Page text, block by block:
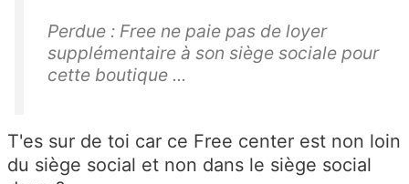
Perdue : Free ne paie pas de loyer
supplémentaire à son siège sociale pour
cette boutique ...
T'es sur de toi car ce Free center est non loin
du siège social et non dans le siège social